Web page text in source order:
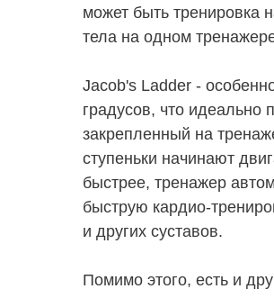
может быть тренировка
тела на одном
Jacob's Ladder -
градусов, что
закрепленный на
ступеньки начинают
быстрее, тренажер
быструю кардио-
и других суставов.
Помимо этого, есть и